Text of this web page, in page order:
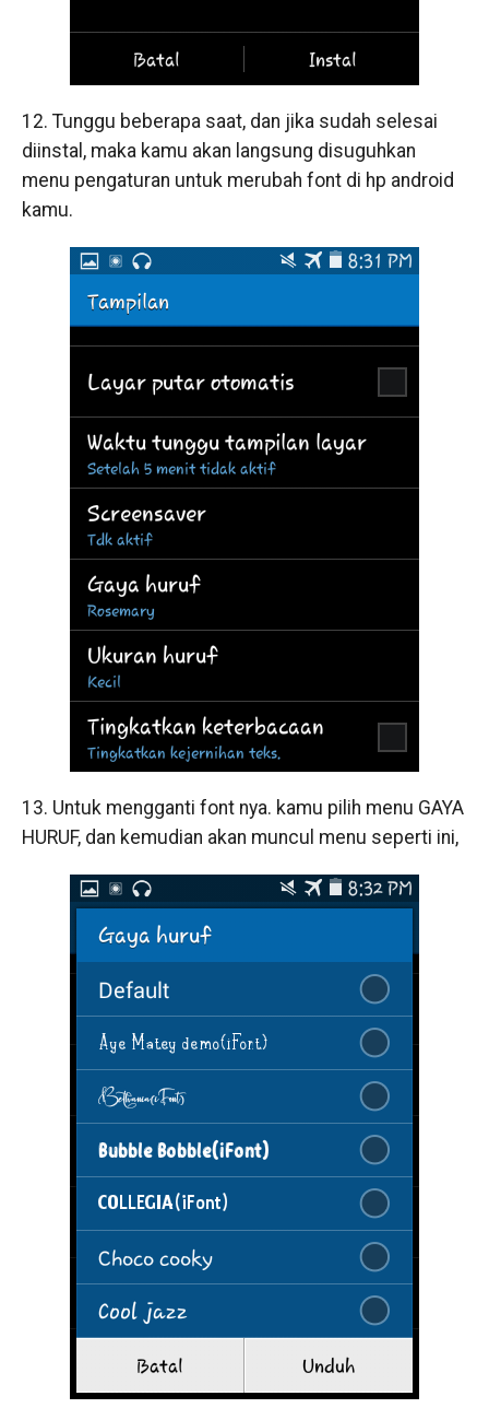
12. Tunggu beberapa saat, dan jika sudah selesai
diinstal, maka kamu akan langsung disuguhkan
menu pengaturan untuk merubah font di hp android
kamu.
13. Untuk mengganti font nya. kamu pilih menu GAYA
HURUF, dan kemudian akan muncul menu seperti ini,